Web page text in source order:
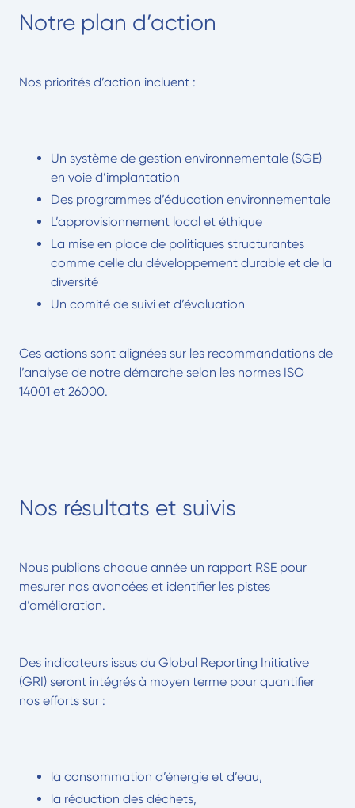
Notre plan d’action
Nos priorités d’action incluent :
Un système de gestion environnementale (SGE)
en voie d’implantation
Des programmes d’éducation environnementale
L’approvisionnement local et éthique
La mise en place de politiques structurantes
comme celle du développement durable et de la
diversité
Un comité de suivi et d’évaluation
Ces actions sont alignées sur les recommandations de
l’analyse de notre démarche selon les normes ISO
14001 et 26000.
Nos résultats et suivis
Nous publions chaque année un rapport RSE pour
mesurer nos avancées et identifier les pistes
d’amélioration.
Des indicateurs issus du Global Reporting Initiative
(GRI) seront intégrés à moyen terme pour quantifier
nos efforts sur :
la consommation d’énergie et d’eau,
la réduction des déchets,